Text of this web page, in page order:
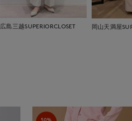
広島三越SUPERIORCLOSET 岡山天満屋
50%